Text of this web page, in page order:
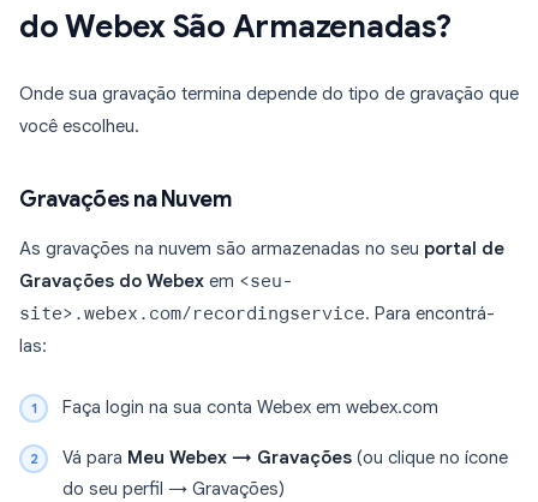
do Webex São Armazenadas?
Onde sua gravação termina depende do tipo de gravação que
você escolheu.
Gravações na Nuvem
As gravações na nuvem são armazenadas no seu portal de
Gravações do Webex em <seu-
site>.webex.com/recordingservice. Para encontrá-
las:
Faça login na sua conta Webex em webex.com
Vá para Meu Webex → Gravações (ou clique no ícone
do seu perfil → Gravações)